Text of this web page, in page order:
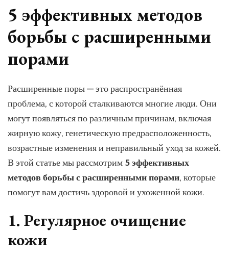
борьбы
расширенными
5 эффективных методов
борьбы с расширенными
порами
Расширенные поры — это распространённая
проблема, с которой сталкиваются многие люди. Они
могут появляться по различным причинам, включая
жирную кожу, генетическую предрасположенность,
возрастные изменения и неправильный уход за кожей.
В этой статье мы рассмотрим 5 эффективных
методов борьбы с расширенными порами, которые
помогут вам достичь здоровой и ухоженной кожи.
1. Регулярное очищение
кожи